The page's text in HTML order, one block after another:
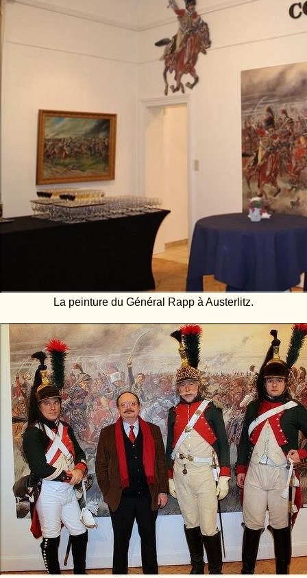
La peinture du Général Rapp à Austerlitz.